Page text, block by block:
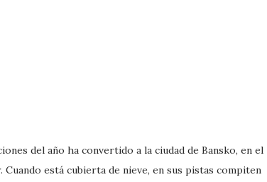
del año ha convertido a la ciudad de Bansko, en el
está cubierta de nieve, en sus pistas compiten